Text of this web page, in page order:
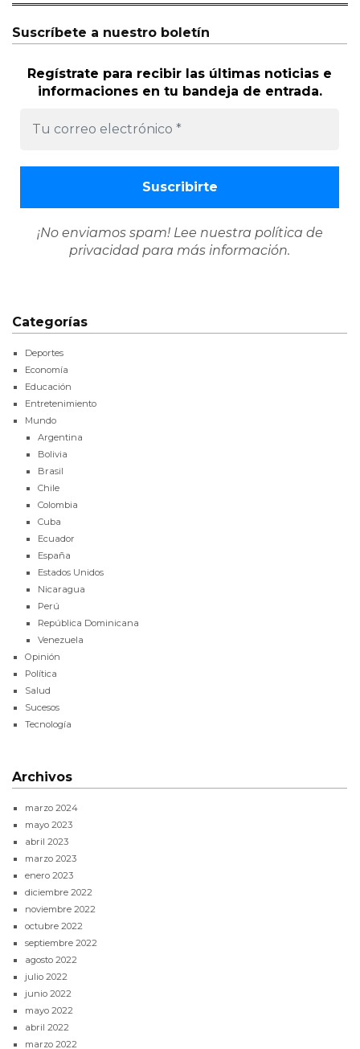
Suscríbete a nuestro boletín
Regístrate para recibir las últimas noticias e
informaciones en tu bandeja de entrada.
¡No enviamos spam! Lee nuestra política de
privacidad para más información.
Categorías
Deportes
Economía
Educación
Entretenimiento
Mundo
Argentina
Bolivia
Brasil
Chile
Colombia
Cuba
Ecuador
España
Estados Unidos
Nicaragua
Perú
República Dominicana
Venezuela
Opinión
Política
Salud
Sucesos
Tecnología
Archivos
marzo 2024
mayo 2023
abril 2023
marzo 2023
enero 2023
diciembre 2022
noviembre 2022
octubre 2022
septiembre 2022
agosto 2022
julio 2022
junio 2022
mayo 2022
abril 2022
marzo 2022